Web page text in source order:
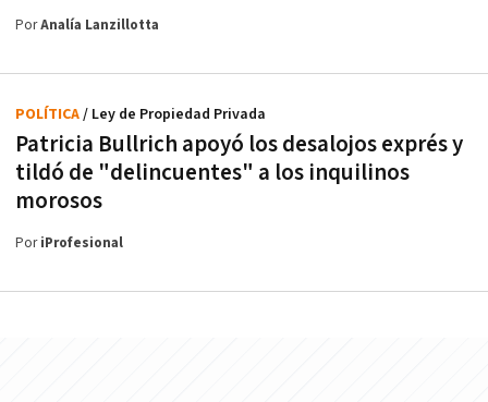
PorAnalía Lanzillotta
Patricia Bullrich apoyó los desalojos exprés y
tildó de "delincuentes" a los inquilinos
morosos
POLÍTICA/ Ley de Propiedad Privada
PoriProfesional